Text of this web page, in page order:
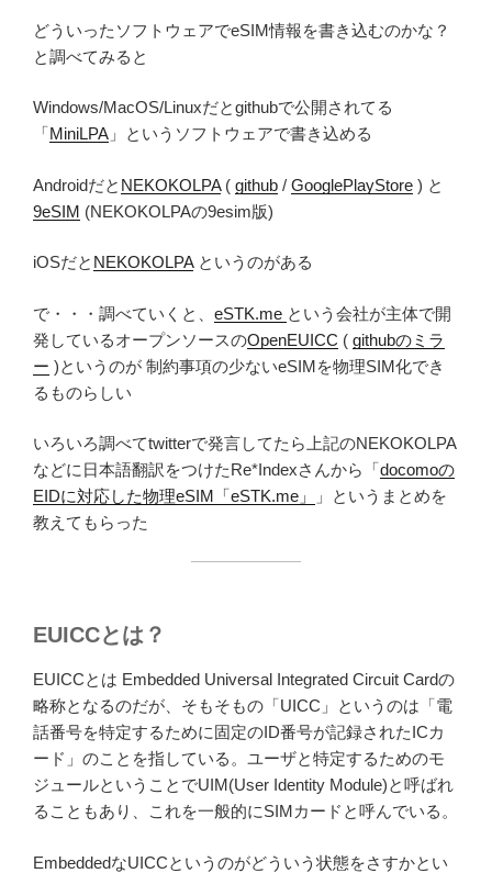
どういったソフトウェアでeSIM情報を書き込むのかな？
と調べてみると
Windows/MacOS/Linuxだとgithubで公開されてる
「MiniLPA 」というソフトウェアで書き込める
Androidだと NEKOKOLPA( github / GooglePlayStore ) と
9eSIM (NEKOKOLPAの9esim版)
iOSだと NEKOKOLPAというのがある
で・・・調べていくと、 eSTK.me という会社が主体で開
発しているオープンソースのOpenEUICC ( githubのミラ
ー )というのが 制約事項の少ないeSIMを物理SIM化でき
るものらしい
いろいろ調べてtwitterで発言してたら上記のNEKOKOLPA
などに日本語翻訳をつけたRe*Indexさんから「docomoの
EIDに対応した物理eSIM「eSTK.me」
」というまとめを
教えてもらった
EUICCとは？
EUICCとは Embedded Universal Integrated Circuit Cardの
略称となるのだが、そもそもの「UICC」というのは「電
話番号を特定するために固定のID番号が記録されたICカ
ード」のことを指している。ユーザと特定するためのモ
ジュールということでUIM(User Identity Module)と呼ばれ
ることもあり、これを一般的にSIMカードと呼んでいる。
EmbeddedなUICCというのがどういう状態をさすかとい